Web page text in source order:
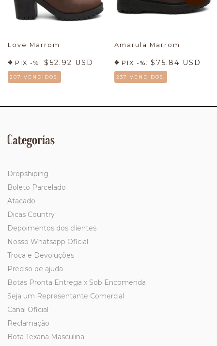
Love Marrom
PIX -%: $52.92 USD
207 VENDIDOS.
Amarula Marrom
PIX -%: $75.84 USD
237 VENDIDOS.
Categorías
Dropshiping
Boleto Parcelado
Atacado
Dicas Country
Depoimentos dos clientes
Nosso Whatsapp Oficial
Troca e Devoluções
Preciso de ajuda
Botas Pronta Entrega x Sob Encomenda
Seja um Representante Comercial
Canal Oficial
Reclamação
Bota Texana Masculina